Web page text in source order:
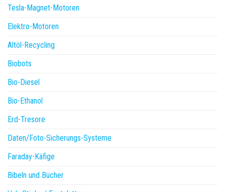
Tesla-Magnet-Motoren
Elektro-Motoren
Altöl-Recycling
Biobots
Bio-Diesel
Bio-Ethanol
Erd-Tresore
Daten/Foto-Sicherungs-Systeme
Faraday-Käfige
Bibeln und Bücher